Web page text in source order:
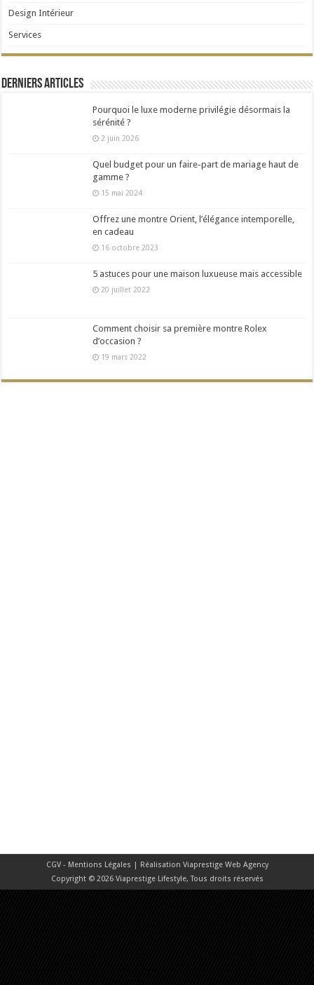
Design Intérieur
Services
Derniers articles
Pourquoi le luxe moderne privilégie désormais la
sérénité ?
2 juin 2026
Quel budget pour un faire-part de mariage haut de
gamme ?
15 mai 2024
Offrez une montre Orient, l’élégance intemporelle,
en cadeau
16 octobre 2023
5 astuces pour une maison luxueuse mais accessible
20 juillet 2022
Comment choisir sa première montre Rolex
d’occasion ?
19 mars 2022
CGV - Mentions Légales | Réalisation Viaprestige Web Agency
Copyright © 2026 Viaprestige Lifestyle, Tous droits réservés